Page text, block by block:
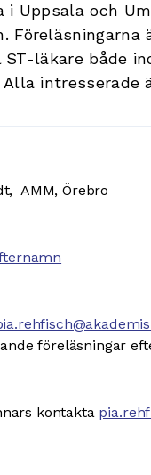
i Uppsala och
Föreläsningarna
läkare både
intresserade
AMM, Örebro
föreläsningar
kontakta